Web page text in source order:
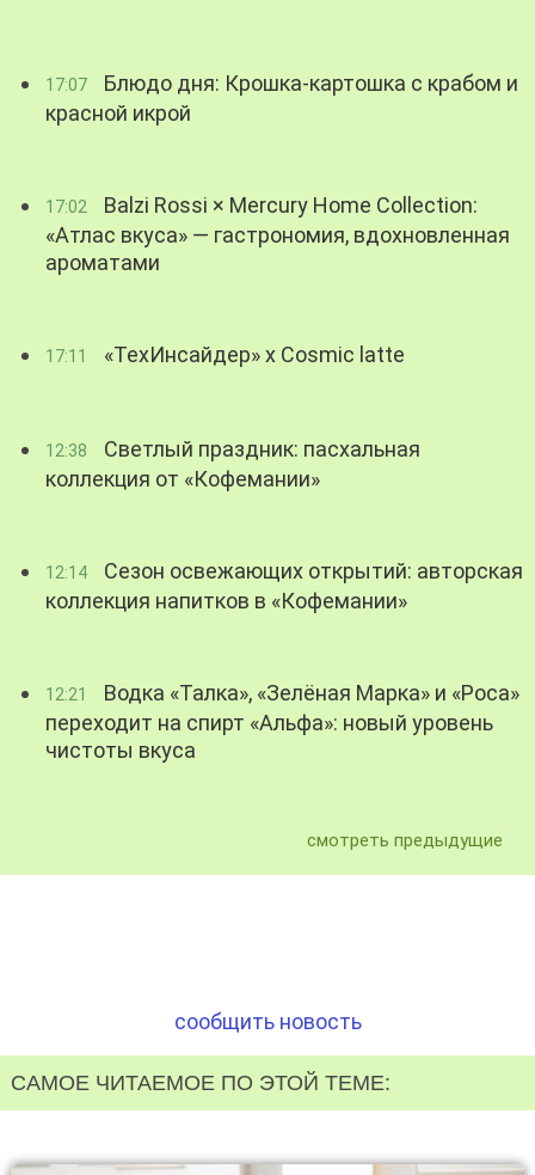
17:07
Блюдо дня: Крошка-картошка с крабом и
красной икрой
17:02
Balzi Rossi × Mercury Home Collection:
«Атлас вкуса» — гастрономия, вдохновленная
ароматами
17:11 «ТехИнсайдер» х Cosmic latte
12:38
Светлый праздник: пасхальная
коллекция от «Кофемании»
12:14
Сезон освежающих открытий: авторская
коллекция напитков в «Кофемании»
12:21
Водка «Талка», «Зелёная Марка» и «Роса»
переходит на спирт «Альфа»: новый уровень
чистоты вкуса
смотреть предыдущие
сообщить новость
САМОЕ ЧИТАЕМОЕ ПО ЭТОЙ ТЕМЕ: